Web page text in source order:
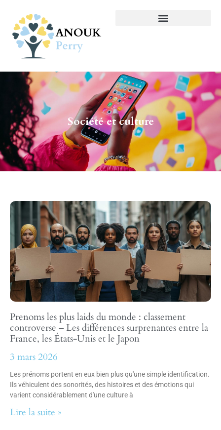
Société et culture
Prenoms les plus laids du monde : classement
controverse – Les différences surprenantes entre la
France, les États-Unis et le Japon
3 mars 2026
Les prénoms portent en eux bien plus qu'une simple identification.
Ils véhiculent des sonorités, des histoires et des émotions qui
varient considérablement d'une culture à
Lire la suite »